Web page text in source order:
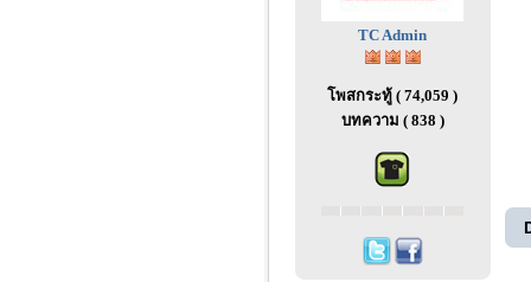
TC Admin
โพสกระทู้ ( 74,059 )
บทความ ( 838 )